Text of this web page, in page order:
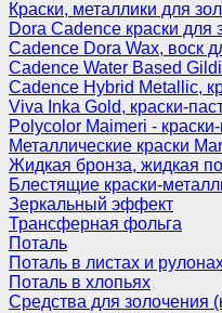
Краски, металлики для
Dora Cadence краски для
Cadence Dora Wax, воск
Cadence Water Based
Cadence Hybrid Metallic,
Viva Inka Gold, краски-
Polycolor Maimeri -
Металлические краски
Жидкая бронза, жидкая
Блестящие краски-
Зеркальный эффект
Трансферная фольга
Поталь
Поталь в листах и
Поталь в хлопьях
Средства для золочения